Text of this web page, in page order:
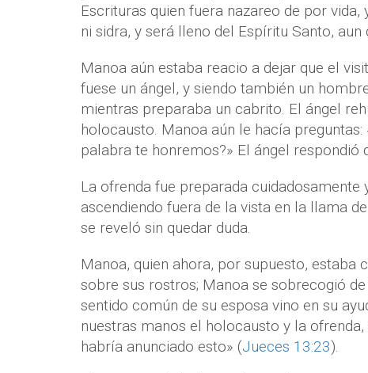
Escrituras quien fuera nazareo de por
ni sidra, y será lleno del Espíritu Santo,
Manoa aún estaba reacio a dejar que el
fuese un ángel, y siendo también un
mientras preparaba un cabrito. El ángel
holocausto. Manoa aún le hacía
palabra te honremos?» El ángel respondió
La ofrenda fue preparada
ascendiendo fuera de la vista en la llama
se reveló sin quedar duda.
Manoa, quien ahora, por supuesto, estaba
sobre sus rostros; Manoa se sobrecogió
sentido común de su esposa vino en su
nuestras manos el holocausto y la
habría anunciado esto» (Jueces 13:23).